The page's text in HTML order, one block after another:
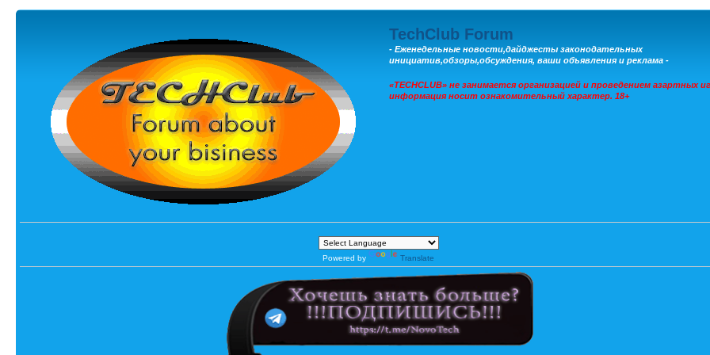
TechClub Forum
- Еженедельные новости,дайджесты законодательных
инициатив,обзоры,обсуждения, ваши объявления и реклама -
«TECHCLUB» не занимается организацией и проведением азартных
информация носит ознакомительный характер. 18+
Powered by Translate